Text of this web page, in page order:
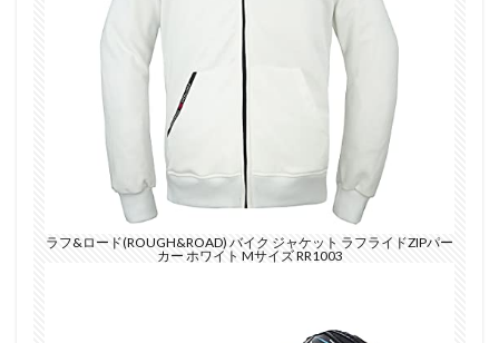
ラフ&ロード(ROUGH&ROAD) バイク ジャケット ラフライドZIPパー
カー ホワイト Mサイズ RR1003